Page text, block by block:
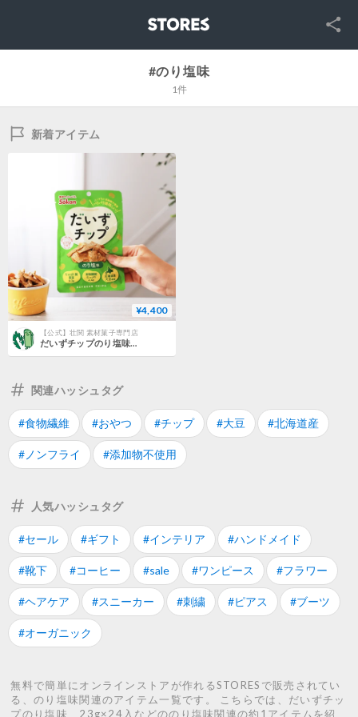
SNS
#のり塩味
1件
新着アイテム
¥4,400
【公式】壮関 素材菓子専門店
だいずチップのり塩味 23g×24入
関連ハッシュタグ
#食物繊維 #おやつ #チップ #大豆 #北海道産
#ノンフライ #添加物不使用
人気ハッシュタグ
#セール #ギフト #インテリア #ハンドメイド
#靴下 #コーヒー #sale #ワンピース #フラワー
#ヘアケア #スニーカー #刺繍 #ピアス #ブーツ
#オーガニック
無料で簡単にオンラインストアが作れるSTORESで販売されてい
る、のり塩味関連のアイテム一覧です。 こちらでは、だいずチッ
プのり塩味 23g×24入などののり塩味関連の約1アイテムを紹